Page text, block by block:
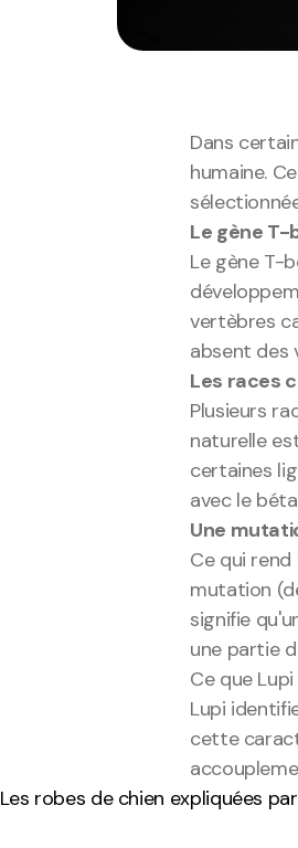
Dans
humaine.
Le gène
Le gène T-
vertèbres
absent des
Les races
Plusieurs
naturelle
certaines
avec le
Une
Ce qui
mutation
signifie
une partie
Ce que
Lupi
cette
Les robes de chien expliquées